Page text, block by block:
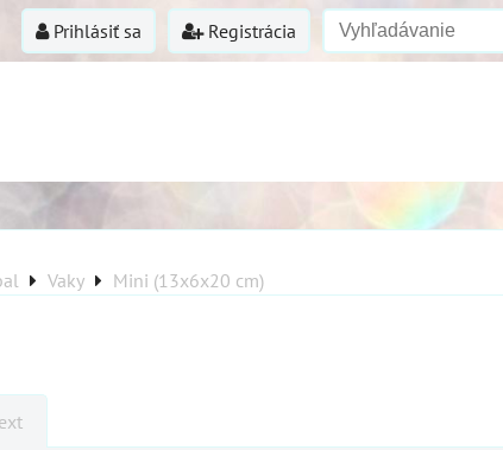
Prihlásiť sa Registrácia
Vaky Mini (13x6x20 cm)